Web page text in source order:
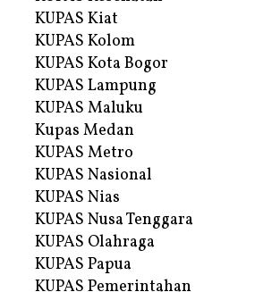
KUPAS Kiat
KUPAS Kolom
KUPAS Kota Bogor
KUPAS Lampung
KUPAS Maluku
Kupas Medan
KUPAS Metro
KUPAS Nasional
KUPAS Nias
KUPAS Nusa Tenggara
KUPAS Olahraga
KUPAS Papua
KUPAS Pemerintahan